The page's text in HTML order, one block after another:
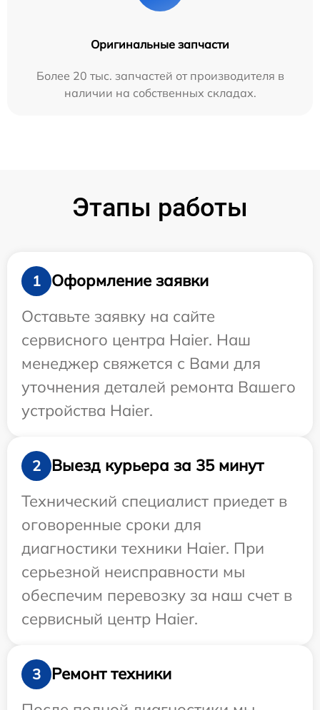
Оригинальные запчасти
Более 20 тыс. запчастей от производителя в
наличии на собственных складах.
Этапы работы
1
Оформление заявки
Оставьте заявку на сайте
сервисного центра Haier. Наш
менеджер свяжется с Вами для
уточнения деталей ремонта Вашего
устройства Haier.
2
Выезд курьера за 35 минут
Технический специалист приедет в
оговоренные сроки для
диагностики техники Haier. При
серьезной неисправности мы
обеспечим перевозку за наш счет в
сервисный центр Haier.
3
Ремонт техники